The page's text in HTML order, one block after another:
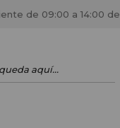
de 09:00 a 14:00